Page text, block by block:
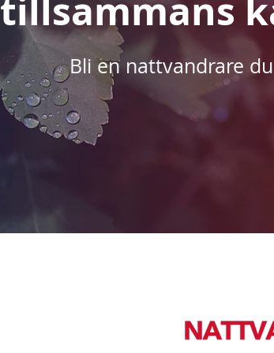
tillsammans
Bli en nattvandrare